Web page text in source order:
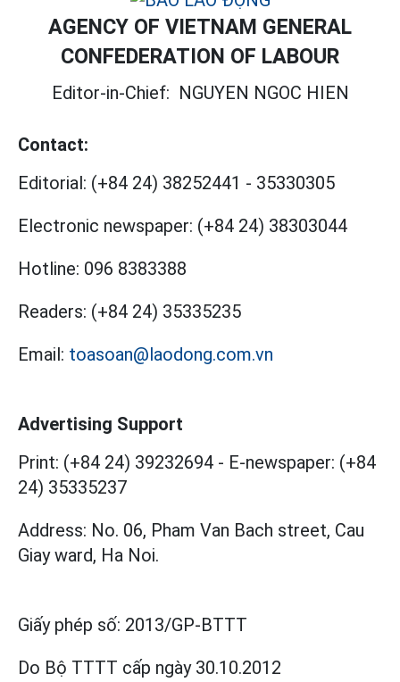
AGENCY OF VIETNAM GENERAL
CONFEDERATION OF LABOUR
Editor-in-Chief: NGUYEN NGOC HIEN
Contact:
Editorial: (+84 24) 38252441 - 35330305
Electronic newspaper: (+84 24) 38303044
Hotline: 096 8383388
Readers: (+84 24) 35335235
Email: toasoan@laodong.com.vn
Advertising Support
Print: (+84 24) 39232694 - E-newspaper: (+84
24) 35335237
Address: No. 06, Pham Van Bach street, Cau
Giay ward, Ha Noi.
Giấy phép số: 2013/GP-BTTT
Do Bộ TTTT cấp ngày 30.10.2012